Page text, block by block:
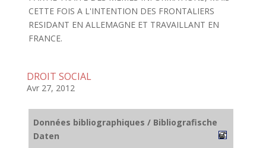
CETTE FOIS A L'INTENTION DES FRONTALIERS
RESIDANT EN ALLEMAGNE ET TRAVAILLANT EN
FRANCE.
DROIT SOCIAL
Avr 27, 2012
Données bibliographiques / Bibliografische
Daten